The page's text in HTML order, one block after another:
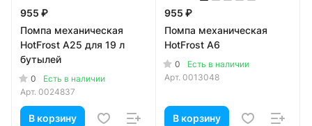
955 ₽
Помпа механическая
HotFrost A25 для 19 л
бутылей
0
Есть в наличии
Арт. 0024837
В корзину
955 ₽
Помпа механическая
HotFrost A6
0
Есть в наличии
Арт. 0013048
В корзину